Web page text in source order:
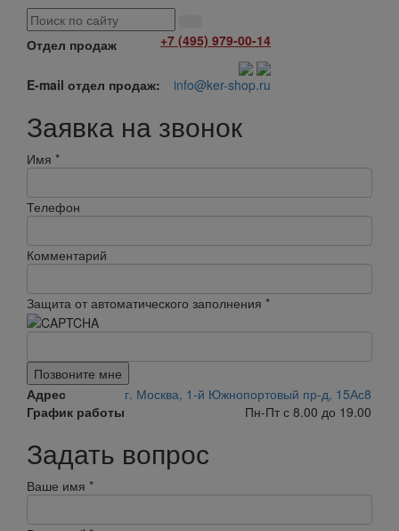
Отдел продаж +7 (495) 979-00-14
E-mail отдел продаж: info@ker-shop.ru
Заявка на звонок
Имя *
Телефон
Комментарий
Защита от автоматического заполнения *
Позвоните мне
Адрес
г. Москва, 1-й Южнопортовый пр-д, 15Ас8
График работы
Пн-Пт с 8.00 до 19.00
Задать вопрос
Ваше имя *